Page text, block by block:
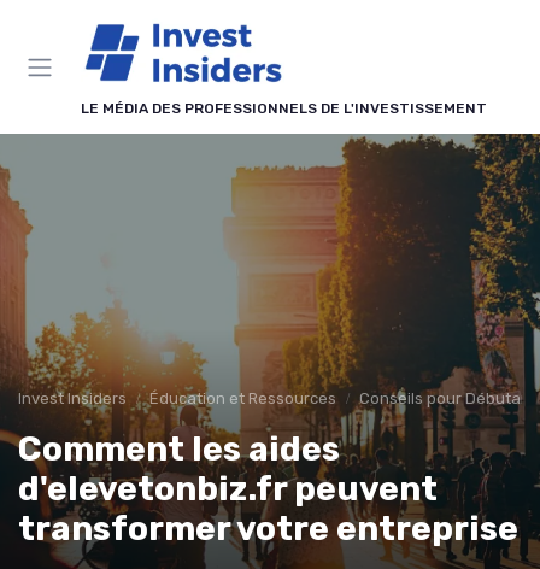
LE MÉDIA DES PROFESSIONNELS DE L'INVESTISSEMENT
Invest Insiders Éducation et Ressources Conseils pour
Comment les aides
d'elevetonbiz.fr peuvent
transformer votre entreprise